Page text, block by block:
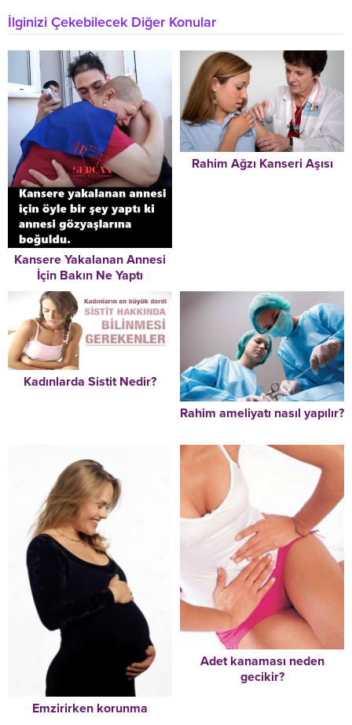
İlginizi Çekebilecek Diğer Konular
Kansere Yakalanan Annesi
İçin Bakın Ne Yaptı
Rahim Ağzı Kanseri Aşısı
Kadınlarda Sistit Nedir?
Rahim ameliyatı nasıl yapılır?
Emzirirken korunma
Adet kanaması neden
gecikir?